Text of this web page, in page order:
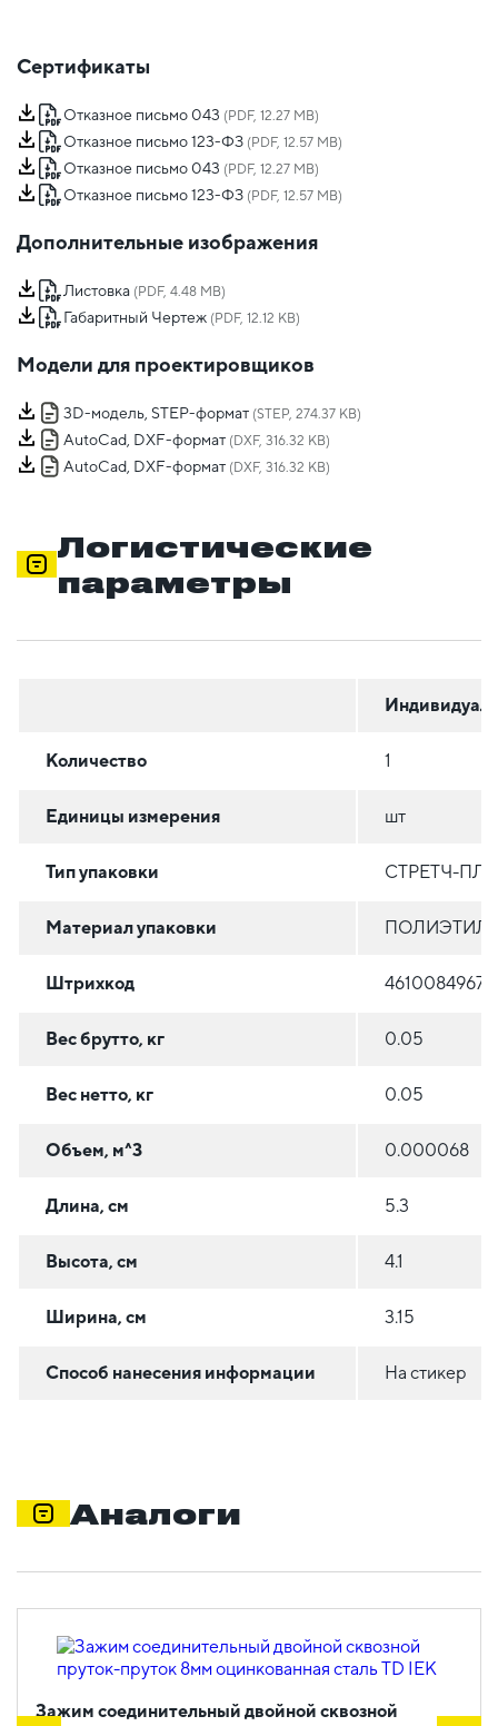
Сертификаты
Отказное письмо 043 (PDF, 12.27 MB)
Отказное письмо 123-ФЗ (PDF, 12.57 MB)
Отказное письмо 043 (PDF, 12.27 MB)
Отказное письмо 123-ФЗ (PDF, 12.57 MB)
Дополнительные изображения
Листовка (PDF, 4.48 MB)
Габаритный Чертеж (PDF, 12.12 KB)
Модели для проектировщиков
3D-модель, STEP-формат (STEP, 274.37 KB)
AutoCad, DXF-формат (DXF, 316.32 KB)
AutoCad, DXF-формат (DXF, 316.32 KB)
Логистические
параметры
Количество 1
Единицы измерения шт
Тип упаковки СТРЕТЧ-
Материал упаковки
Штрихкод
Вес брутто, кг 0.05
Вес нетто, кг 0.05
Объем, м^3 0.000068
Длина, см 5.3
Высота, см 4.1
Ширина, см 3.15
Способ нанесения информации На стикер
Аналоги
Зажим соединительный двойной сквозной